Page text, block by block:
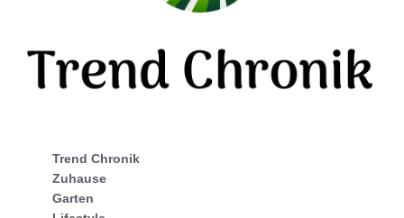
Trend Chronik
Zuhause
Garten